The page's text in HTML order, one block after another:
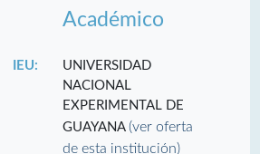
Académico
IEU:
UNIVERSIDAD
NACIONAL
EXPERIMENTAL DE
GUAYANA(ver oferta
de esta institución)